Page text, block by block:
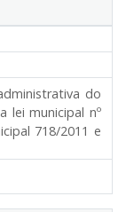
do
lei municipal nº
718/2011 e